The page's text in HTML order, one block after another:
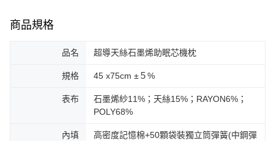
商品規格
品名 超導天絲石墨烯助眠芯機枕
規格 45 x75cm ±５%
表布
石墨烯紗11%；天絲15%；RAYON6%；
POLY68%
內填
高密度記憶棉+50顆袋裝獨立筒彈簧(中鋼彈